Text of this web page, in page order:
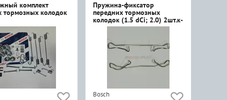
комплект
тормозных колодок
Пружина-фиксатор
передних тормозных
колодок (1.5 dCi; 2.0) 2шт.к-
Bosch